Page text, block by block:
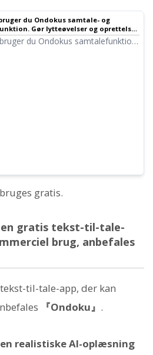
du Ondokus samtale- og
Gør lytteøvelser og oprettelse
tekster mere bekvemt med
du Ondokus samtalefunktion!
gratis.
gratis tekst-til-tale-
brug, anbefales
til-tale-app, der kan
『Ondoku』 .
realistiske AI-oplæsning